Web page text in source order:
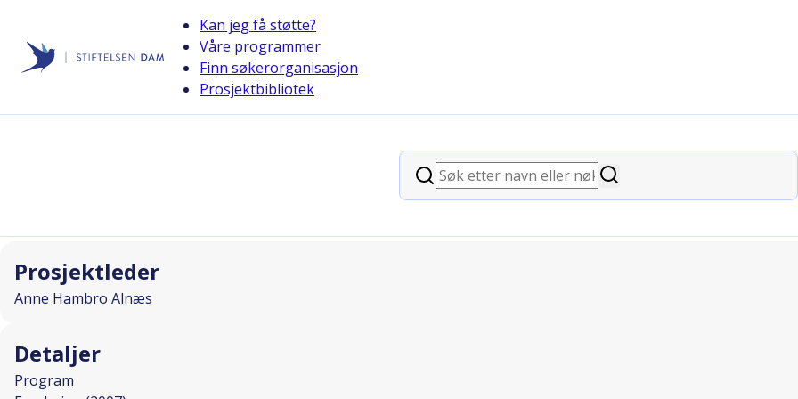
Kan jeg få støtte?
Våre programmer
Finn søkerorganisasjon
Prosjektbibliotek
Søk
Søk
Prosjektleder
Anne Hambro Alnæs
Detaljer
Program